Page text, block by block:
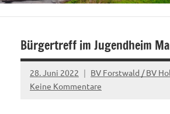
Bürgertreff im Jugendheim
28. Juni 2022
BV Forstwald / BV
Keine Kommentare